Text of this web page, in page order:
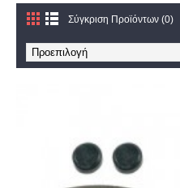
Σύγκριση Προϊόντων (0)